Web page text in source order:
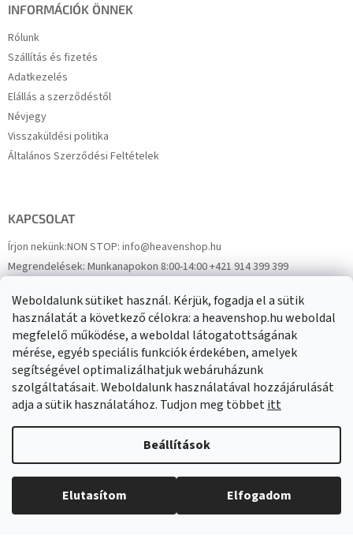
Weboldalunk sütiket használ. Kérjük, fogadja el a sütik
használatát a következő célokra: a heavenshop.hu weboldal
megfelelő működése, a weboldal látogatottságának
mérése, egyéb speciális funkciók érdekében, amelyek
segítségével optimalizálhatjuk webáruházunk
szolgáltatásait. Weboldalunk használatával hozzájárulását
adja a sütik használatához. Tudjon meg többetitt
Beállítások
Elutasítom Elfogadom
INFORMÁCIÓK ÖNNEK
Rólunk
Szállítás és fizetés
Adatkezelés
Elállás a szerződéstől
Névjegy
Visszaküldési politika
Általános Szerződési Feltételek
KAPCSOLAT
Írjon nekünk:NON STOP: info@heavenshop.hu
Megrendelések:Munkanapokon 8:00-14:00 +421 914 399 399
FacebookHeavenShop.sk
Eredményeink